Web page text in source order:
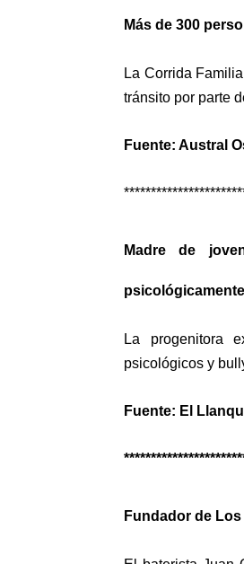
Más de 300
La Corrida
tránsito por parte
Fuente: Austral
Madre de
La progenitora
psicológicos y
Fuente: El
Fundador de